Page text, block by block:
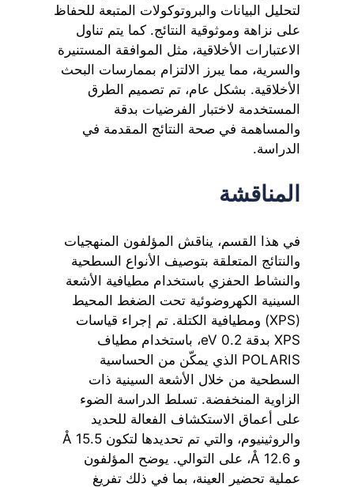
لتحليل البيانات والبروتوكولات المتبعة للحفاظ
على نزاهة وموثوقية النتائج. كما يتم تناول
الاعتبارات الأخلاقية، مثل الموافقة المستنيرة
والسرية، مما يبرز الالتزام بممارسات البحث
الأخلاقية. بشكل عام، تم تصميم الطرق
المستخدمة لاختبار الفرضيات بدقة
والمساهمة في صحة النتائج المقدمة في
الدراسة.
المناقشة
في هذا القسم، يناقش المؤلفون المنهجيات
والنتائج المتعلقة بتوصيف الأنواع السطحية
والنشاط الحفزي باستخدام مطيافية الأشعة
السينية الكهروضوئية تحت الضغط المحيط
(XPS) ومطيافية الكتلة. تم إجراء قياسات
XPS بدقة 0.2 eV، باستخدام مطياف
POLARIS الذي يمكّن من الحساسية
السطحية من خلال الأشعة السينية ذات
الزاوية المنخفضة. تسلط الدراسة الضوء
على أعماق الاستكشاف الفعالة للحديد
والروثينيوم، والتي تم تحديدها لتكون 15.5 Å
و 12.6 Å، على التوالي. يوضح المؤلفون
عملية تحضير العينة، بما في ذلك تفريغ